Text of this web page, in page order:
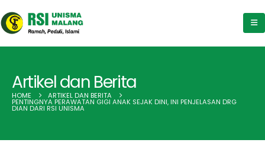
Artikel dan Berita
HOME ARTIKEL DAN BERITA
PENTINGNYA PERAWATAN GIGI ANAK SEJAK DINI, INI PENJELASAN DRG
DIAN DARI RSI UNISMA